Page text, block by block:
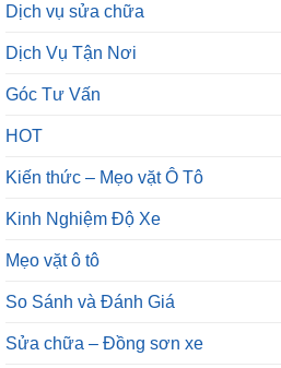
Dịch vụ sửa chữa
Dịch Vụ Tận Nơi
Góc Tư Vấn
HOT
Kiến thức – Mẹo vặt Ô Tô
Kinh Nghiệm Độ Xe
Mẹo vặt ô tô
So Sánh và Đánh Giá
Sửa chữa – Đồng sơn xe